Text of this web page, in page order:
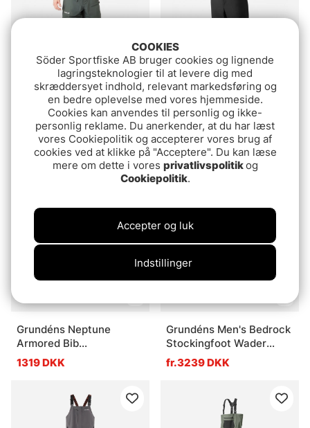
Guideline Laxa Waist
Wader
2699 DKK
Patagonia M's Altvia
Trail Pants Reg Black
759 DKK 759 DKK
Grundéns Neptune
Armored Bib
Orange/Olive
1319 DKK
Grundéns Men's Bedrock
Stockingfoot Wader
Sagebrush
fr.3239 DKK
COOKIES
Söder Sportfiske AB bruger cookies og lignende
lagringsteknologier til at levere dig med
skræddersyet indhold, relevant markedsføring og
en bedre oplevelse med vores hjemmeside.
Cookies kan anvendes til personlig og ikke-
personlig reklame. Du anerkender, at du har læst
vores Cookiepolitik og accepterer vores brug af
cookies ved at klikke på "Acceptere". Du kan læse
mere om dette i vores privatlivspolitikog
Cookiepolitik.
Indstillinger
Accepter og luk